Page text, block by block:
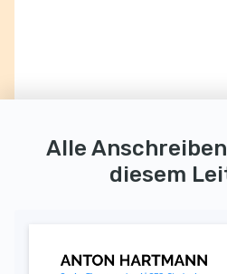
Alle
diesem